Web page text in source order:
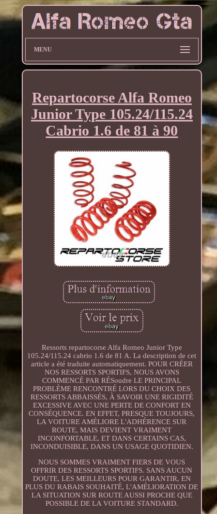
MENU
Repartocorse Alfa Romeo
Junior Type 105.24/115.24
Cabrio 1.6 de 81 à 90
Ressorts repartocorse Alfa Romeo Junior Type
105.24/115.24 cabrio 1.6 de 81 A. La description de cet
article a été traduite automatiquement. POUR CRÉER
NOS RESSORTS SPORTIFS, NOUS AVONS
COMMENCÉ PAR RÉSoudre LE PRINCIPAL
PROBLÈME RENCONTRÉ LORS DU CHOIX DES
RESSORTS ABBAISSÉS, À SAVOIR UNE RIGIDITÉ
EXCESSIVE AVEC UNE PERTE DE CONFORT EN
CONSÉQUENCE. EN EFFET, PRESQUE TOUJOURS,
LA VOITURE AMÉLIORE L'ADHÉRENCE SUR
ROUTE, MAIS DEVIENT VRAIMENT
INCONFORTABLE, ET DANS CERTAINS CAS,
INCONDUISIBLE, DANS UN USAGE QUOTIDIEN.
NOUS SOMMES VRAIMENT FIERS DE VOUS
OFFRIR DES RESSORTS SPORTIFS. SANS AUCUN
DOUTE, LES MEILLEURS POUR GARANTIR, EN
PLUS DU RABAIS SOUHAITÉ, L'AMÉLIORATION DE
LA SITUATION SUR ROUTE AUSSI PROCHE QUE
POSSIBLE DE LA VOITURE STANDARD.